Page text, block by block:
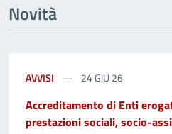
Novità
AVVISI 24 GIU 26
Accreditamento di Enti
prestazioni sociali, socio-